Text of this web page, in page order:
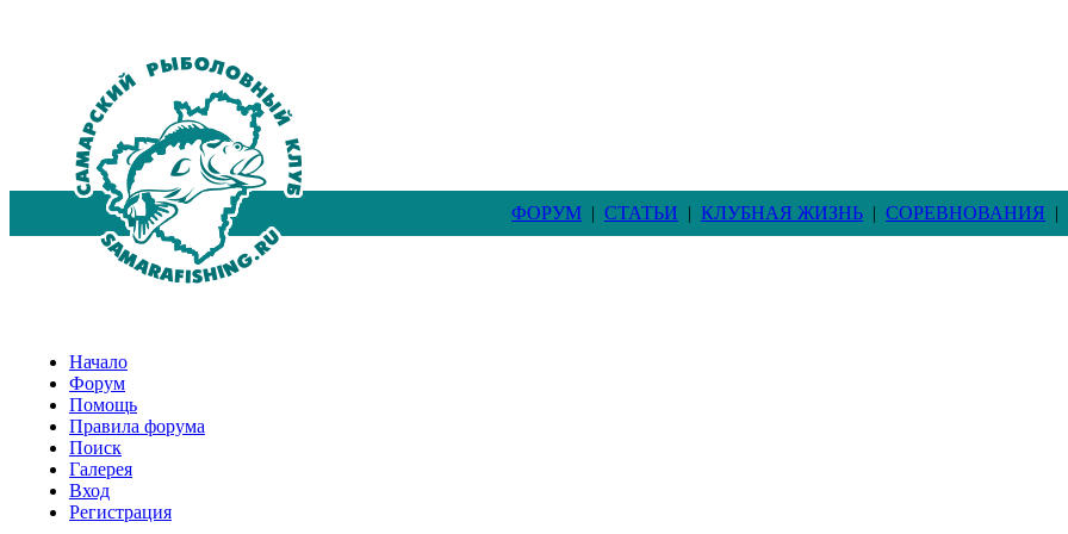
ФОРУМ | СТАТЬИ | КЛУБНАЯ ЖИЗНЬ | СОРЕВНОВАНИЯ |
Начало
Форум
Помощь
Правила форума
Поиск
Галерея
Вход
Регистрация